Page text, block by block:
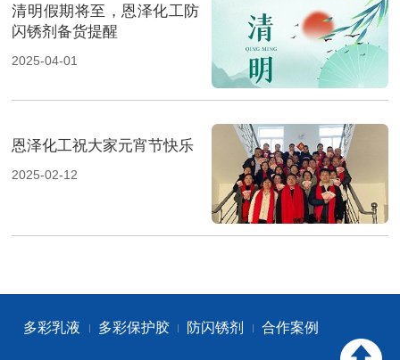
清明假期将至，恩泽化工防
闪锈剂备货提醒
2025-04-01
恩泽化工祝大家元宵节快乐
2025-02-12
多彩乳液 多彩保护胶 防闪锈剂 合作案例